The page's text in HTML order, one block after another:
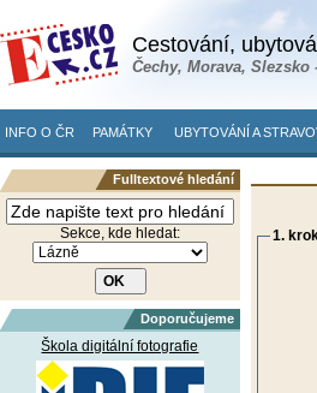
Cestování,
Čechy, Morava, Slezsko
INFO O ČR PAMÁTKY UBYTOVÁNÍ A
Fulltextové hledání
Sekce, kde hledat:
Doporučujeme
Škola digitální fotografie
1.